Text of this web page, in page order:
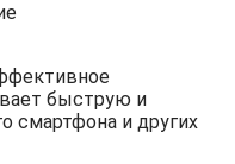
быструю и
смартфона и других